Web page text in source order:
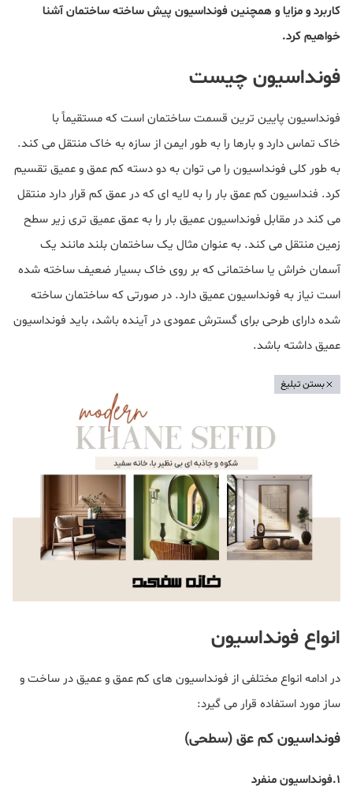
کاربرد و مزایا و همچنین فونداسیون پیش ساخته ساختمان آشنا
خواهیم کرد.
فونداسیون چیست
فونداسیون پایین ترین قسمت ساختمان است که مستقیماً با
خاک تماس دارد و بارها را به طور ایمن از سازه به خاک منتقل می کند.
به طور کلی فونداسیون را می توان به دو دسته کم عمق و عمیق تقسیم
کرد. فنداسیون کم عمق بار را به لایه ای که در عمق کم قرار دارد منتقل
می کند در مقابل فونداسیون عمیق بار را به عمق عمیق تری زیر سطح
زمین منتقل می کند. به عنوان مثال یک ساختمان بلند مانند یک
آسمان خراش یا ساختمانی که بر روی خاک بسیار ضعیف ساخته شده
است نیاز به فونداسیون عمیق دارد. در صورتی که ساختمان ساخته
شده دارای طرحی برای گسترش عمودی در آینده باشد، باید فونداسیون
عمیق داشته باشد.
بستن تبلیغ
انواع فونداسیون
در ادامه انواع مختلفی از فونداسیون های کم عمق و عمیق در ساخت و
ساز مورد استفاده قرار می گیرد:
فونداسیون کم عق (سطحی)
۱.فونداسیون منفرد